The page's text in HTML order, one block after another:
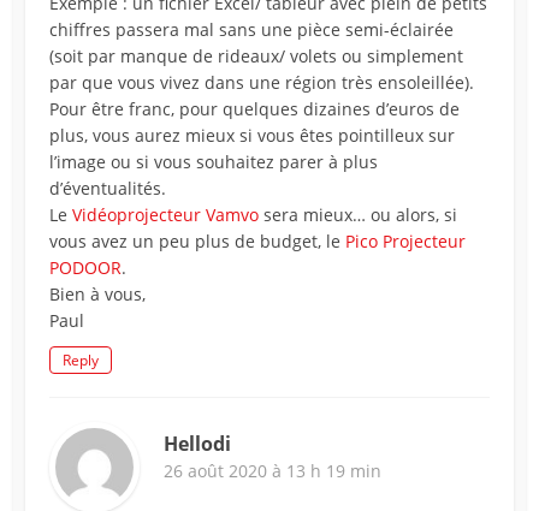
chiffres passera mal sans une pièce semi-éclairée
(soit par manque de rideaux/ volets ou simplement
par que vous vivez dans une région très ensoleillée).
Pour être franc, pour quelques dizaines d’euros de
plus, vous aurez mieux si vous êtes pointilleux sur
l’image ou si vous souhaitez parer à plus
d’éventualités.
LeVidéoprojecteur Vamvo sera mieux… ou alors, si
vous avez un peu plus de budget, le Pico Projecteur
PODOOR.
Bien à vous,
Paul
Reply
Hellodi
26 août 2020 à 13 h 19 min